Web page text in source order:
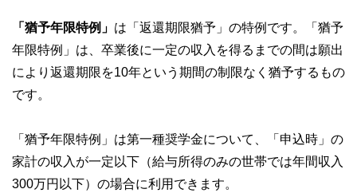
「猶予年限特例」 は「返還期限猶予」の特例です。「猶予
年限特例」は、卒業後に一定の収入を得るまでの間は願出
により返還期限を10年という期間の制限なく猶予するもの
です。
「猶予年限特例」は第一種奨学金について、「申込時」の
家計の収入が一定以下（給与所得のみの世帯では年間収入
300万円以下）の場合に利用できます。